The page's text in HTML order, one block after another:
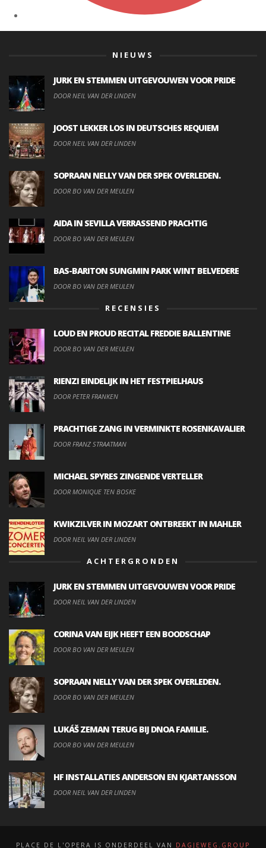
NIEUWS
JURK EN STEMMEN UITGEVOUWEN VOOR PRIDE
DOOR NEIL VAN DER LINDEN
JOOST LEKKER LOS IN DEUTSCHES REQUIEM
DOOR NEIL VAN DER LINDEN
SOPRAAN NELLY VAN DER SPEK OVERLEDEN.
DOOR BO VAN DER MEULEN
AIDA IN SEVILLA VERRASSEND PRACHTIG
DOOR BO VAN DER MEULEN
BAS-BARITON SUNGMIN PARK WINT BELVEDERE
DOOR BO VAN DER MEULEN
RECENSIES
LOUD EN PROUD RECITAL FREDDIE BALLENTINE
DOOR BO VAN DER MEULEN
RIENZI EINDELIJK IN HET FESTPIELHAUS
DOOR PETER FRANKEN
PRACHTIGE ZANG IN VERMINKTE ROSENKAVALIER
DOOR FRANZ STRAATMAN
MICHAEL SPYRES ZINGENDE VERTELLER
DOOR MONIQUE TEN BOSKE
KWIKZILVER IN MOZART ONTBREEKT IN MAHLER
DOOR NEIL VAN DER LINDEN
ACHTERGRONDEN
JURK EN STEMMEN UITGEVOUWEN VOOR PRIDE
DOOR NEIL VAN DER LINDEN
CORINA VAN EIJK HEEFT EEN BOODSCHAP
DOOR BO VAN DER MEULEN
SOPRAAN NELLY VAN DER SPEK OVERLEDEN.
DOOR BO VAN DER MEULEN
LUKÁŠ ZEMAN TERUG BIJ DNOA FAMILIE.
DOOR BO VAN DER MEULEN
HF INSTALLATIES ANDERSON EN KJARTANSSON
DOOR NEIL VAN DER LINDEN
PLACE DE L'OPERA IS ONDERDEEL VAN DAGJEWEG.GROUP